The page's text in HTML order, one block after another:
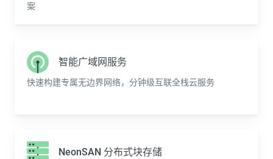
案
智能广域网服务
快速构建专属无边界网络，分钟级互联全栈云服务
NeonSAN 分布式块存储